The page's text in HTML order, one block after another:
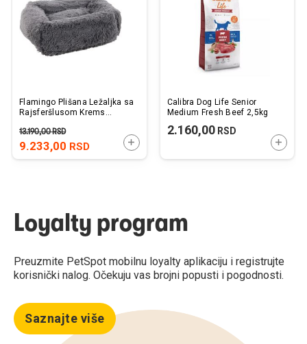
Flamingo Plišana Ležaljka sa
Rajsferšlusom Krems
9.233,00 RSD
13.190,00RSD
DODAJTE U KORPU
Calibra Dog Life Senior
Medium Fresh Beef 2,5kg
2.160,00RSD
Loyalty program
Preuzmite PetSpot mobilnu loyalty aplikaciju i registrujte
korisnički nalog. Očekuju vas brojni popusti i pogodnosti.
Saznajte više